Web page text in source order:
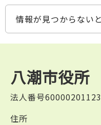
情報が見つからない
八潮市役所
法人番号
住所